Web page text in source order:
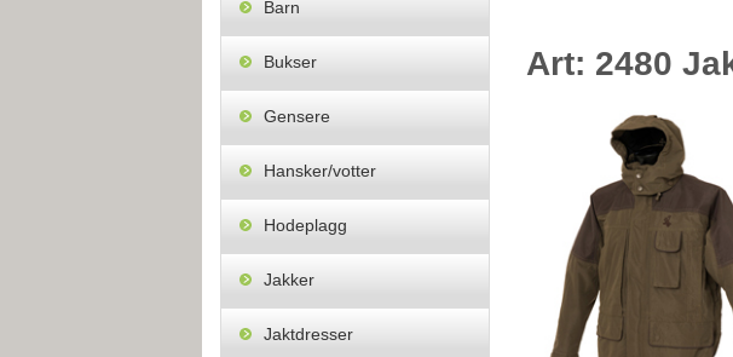
Barn
Bukser
Gensere
Hansker/votter
Hodeplagg
Jakker
Jaktdresser
Art: 2480